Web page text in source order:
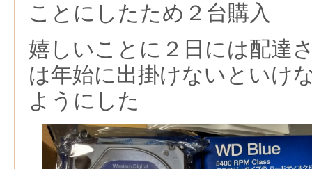
ことにしたため２台購入
嬉しいことに２日には配達
は年始に出掛けないといけ
ようにした